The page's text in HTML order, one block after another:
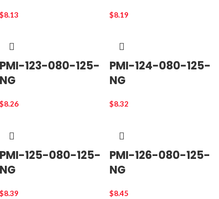
$8.13 $8.19
PMI-123-080-125-
NG
$8.26
PMI-124-080-125-
NG
$8.32
PMI-125-080-125-
NG
$8.39
PMI-126-080-125-
NG
$8.45